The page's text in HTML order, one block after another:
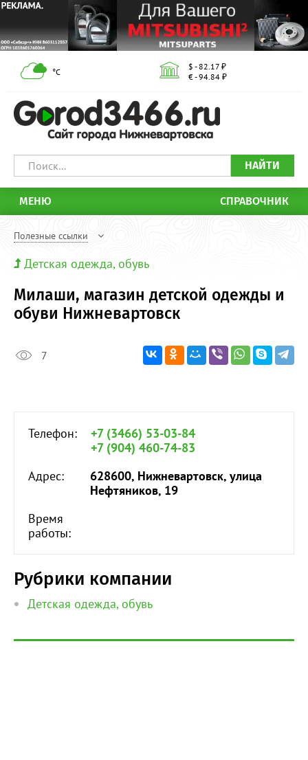
°С
$ - 82.17 ₽
€ - 94.84 ₽
НАЙТИ
МЕНЮ СПРАВОЧНИК
Полезные ссылки
Детская одежда, обувь
Милаши, магазин детской одежды и
обуви Нижневартовск
7
Телефон:
+7 (3466) 53-03-84
+7 (904) 460-74-83
Адрес:
628600, Нижневартовск, улица
Нефтяников, 19
Время
работы:
Рубрики компании
Детская одежда, обувь